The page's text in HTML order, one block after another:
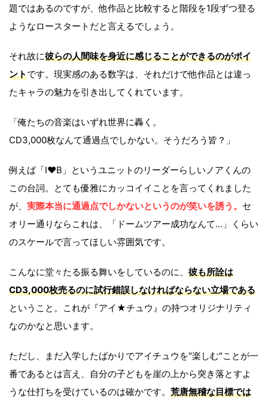
題ではあるのですが、他作品と比較すると階段を1段ずつ登る
ようなロースタートだと言えるでしょう。
それ故に彼らの人間味を身近に感じることができるのがポイ
ントです。現実感のある数字は、それだけで他作品とは違っ
たキャラの魅力を引き出してくれています。
「俺たちの音楽はいずれ世界に轟く。
CD3,000枚なんて通過点でしかない。そうだろう皆？」
例えば「I♥B」というユニットのリーダーらしいノアくんの
この台詞。とても優雅にカッコイイことを言ってくれました
が、 実際本当に通過点でしかないというのが笑いを誘う。 セ
オリー通りならこれは、「ドームツアー成功なんて…」くらい
のスケールで言ってほしい雰囲気です。
こんなに堂々たる振る舞いをしているのに、 彼も所詮は
CD3,000枚売るのに試行錯誤しなければならない立場である
ということ。これが『アイ★チュウ』の持つオリジナリティ
なのかなと思います。
ただし、まだ入学したばかりでアイチュウを"楽しむ"ことが一
番であるとは言え、自分の子どもを崖の上から突き落とすよ
うな仕打ちを受けているのは確かです。 荒唐無稽な目標では